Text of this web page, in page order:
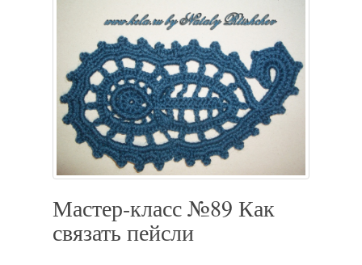
Мастер-класс №89 Как
связать пейсли